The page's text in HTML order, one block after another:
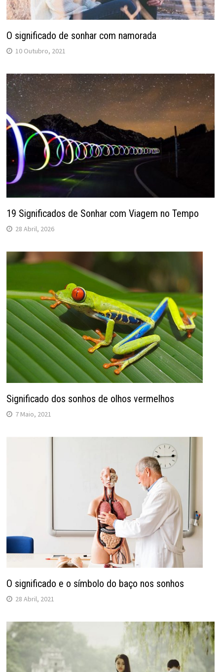
O significado de sonhar com namorada
10 Outubro, 2021
19 Significados de Sonhar com Viagem no Tempo
28 Abril, 2026
Significado dos sonhos de olhos vermelhos
7 Maio, 2021
O significado e o símbolo do baço nos sonhos
28 Abril, 2021